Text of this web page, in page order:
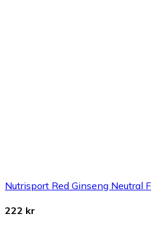
Nutrisport Red Ginseng Neutral
222 kr